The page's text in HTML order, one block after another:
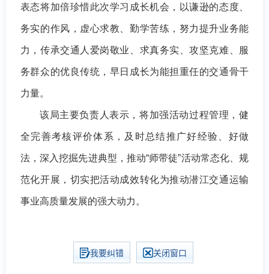
表态将加倍珍惜此次学习成长机会，以谦逊的态度、
务实的作风，虚心求教、勤学苦练，努力提升业务能
力，传承交通人爱岗敬业、求真务实、攻坚克难、服
务群众的优良传统，早日成长为能担重任的交通骨干
力量。
该局主要负责人表示，将加强活动过程管理，健
全完善考核评价体系，及时总结推广好经验、好做
法，深入挖掘先进典型，推动“师带徒”活动常态化、规
范化开展，切实把活动成效转化为推动潜江交通运输
事业高质量发展的强大动力。
我要纠错 关闭窗口